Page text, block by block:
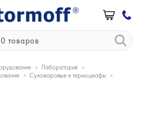
» Лаборатория »
» Сухожаровые и термошкафы »